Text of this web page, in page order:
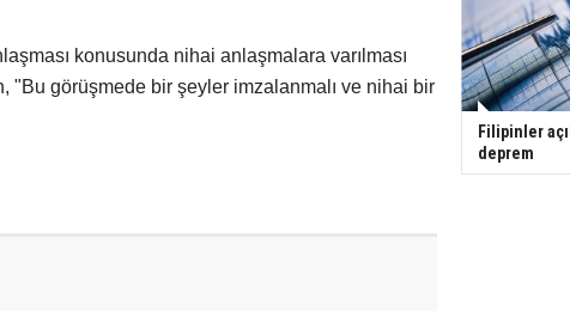
konusunda nihai anlaşmalara varılması
görüşmede bir şeyler imzalanmalı ve nihai bir
Filipinler
deprem